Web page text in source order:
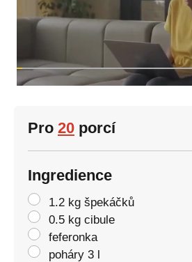
Pro 20 porcí
Ingredience
1.2 kg špekáčků
0.5 kg cibule
feferonka
poháry 3 l